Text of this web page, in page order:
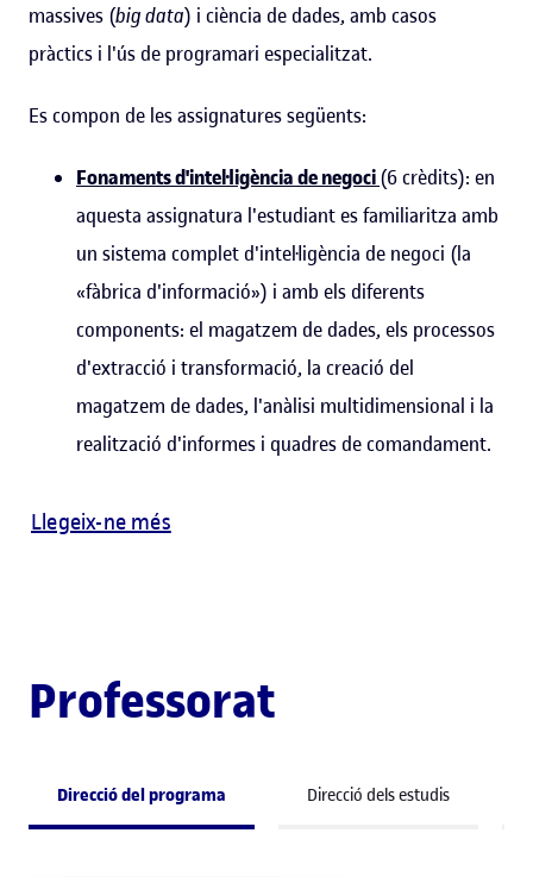
massives (big data) i ciència de dades, amb casos
pràctics i l'ús de programari especialitzat.
Es compon de les assignatures següents:
Fonaments d'intel·ligència de negoci(6 crèdits): en
aquesta assignatura l'estudiant es familiaritza amb
un sistema complet d'intel·ligència de negoci (la
«fàbrica d'informació») i amb els diferents
components: el magatzem de dades, els processos
d'extracció i transformació, la creació del
magatzem de dades, l'anàlisi multidimensional i la
realització d'informes i quadres de comandament.
Llegeix-ne més
Professorat
Direcció del programa Direcció dels estudis